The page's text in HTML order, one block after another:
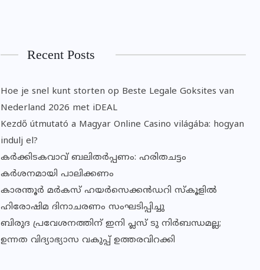
Recent Posts
Hoe je snel kunt storten op Beste Legale Goksites van
Nederland 2026 met iDEAL
Kezdő útmutató a Magyar Online Casino világába: hogyan
indulj el?
കര്‍ക്കിടകവാവ് ബലിതര്‍പ്പണം: ഹരിതചട്ടം
കര്‍ശനമായി പാലിക്കണം
കാരന്തൂര്‍ മര്‍കസ് ഹയര്‍സെക്കന്‍ഡറി സ്‌കൂളില്‍
ഹിരോഷിമ ദിനാചരണം സംഘടിപ്പിച്ചു
ബിരുദ പ്രവേശനത്തിന് ഇനി പ്ലസ് ടു നിര്‍ബന്ധമല്ല;
ഉന്നത വിദ്യാഭ്യാസ വകുപ്പ് ഉത്തരവിറക്കി